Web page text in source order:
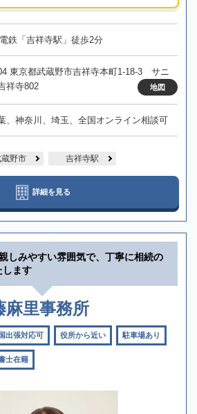
鉄「吉祥寺駅」徒歩2分
東京都武蔵野市吉祥寺本町1-18-3 サニ
祥寺802
地図
、神奈川、埼玉、全国オンライン相談可
野市 吉祥寺駅
詳細を見る
しみやすい雰囲気で、丁寧に相続の
します
麻里事務所
出張対応可 役所から近い 駐車場あり
士在籍